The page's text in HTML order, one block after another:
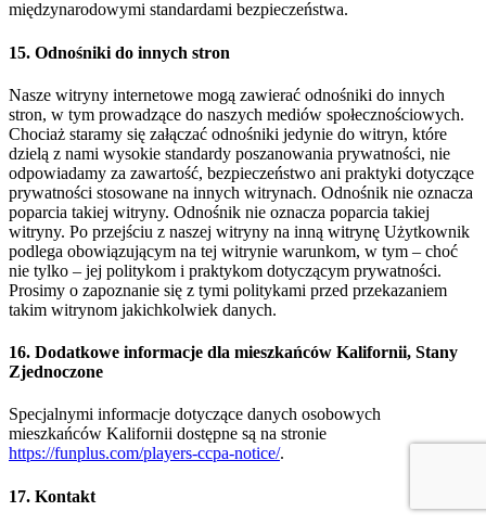
międzynarodowymi standardami bezpieczeństwa.
15. Odnośniki do innych stron
Nasze witryny internetowe mogą zawierać odnośniki do innych
stron, w tym prowadzące do naszych mediów społecznościowych.
Chociaż staramy się załączać odnośniki jedynie do witryn, które
dzielą z nami wysokie standardy poszanowania prywatności, nie
odpowiadamy za zawartość, bezpieczeństwo ani praktyki dotyczące
prywatności stosowane na innych witrynach. Odnośnik nie oznacza
poparcia takiej witryny. Odnośnik nie oznacza poparcia takiej
witryny. Po przejściu z naszej witryny na inną witrynę Użytkownik
podlega obowiązującym na tej witrynie warunkom, w tym – choć
nie tylko – jej politykom i praktykom dotyczącym prywatności.
Prosimy o zapoznanie się z tymi politykami przed przekazaniem
takim witrynom jakichkolwiek danych.
16. Dodatkowe informacje dla mieszkańców Kalifornii, Stany
Zjednoczone
Specjalnymi informacje dotyczące danych osobowych
mieszkańców Kalifornii dostępne są na stronie
https://funplus.com/players-ccpa-notice/.
17. Kontakt